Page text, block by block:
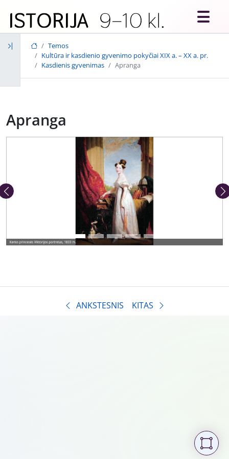
Temos
Kultūra ir kasdienio gyvenimo pokyčiai XIX a. – XX a. pr.
Kasdienis gyvenimas
Apranga
Apranga
Ankstesnė nuotrauka Kita
ANKSTESNIS KITAS